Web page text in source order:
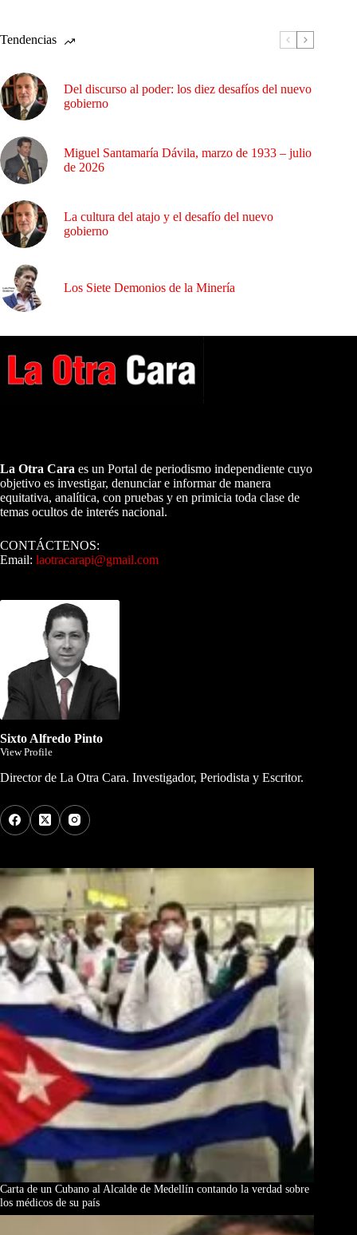
Tendencias
Del discurso al poder: los diez desafíos del nuevo
gobierno
Miguel Santamaría Dávila, marzo de 1933 – julio
de 2026
La cultura del atajo y el desafío del nuevo
gobierno
Los Siete Demonios de la Minería
La Otra Cara es un Portal de periodismo independiente cuyo
objetivo es investigar, denunciar e informar de manera
equitativa, analítica, con pruebas y en primicia toda clase de
temas ocultos de interés nacional.
CONTÁCTENOS:
Email: laotracarapi@gmail.com
Sixto Alfredo Pinto
View Profile
Director de La Otra Cara. Investigador, Periodista y Escritor.
Carta de un Cubano al Alcalde de Medellín contando la verdad sobre
los médicos de su país